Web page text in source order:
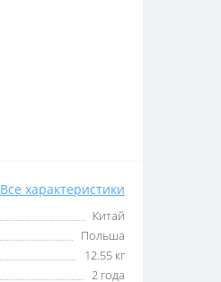
Все характеристики
Китай
Польша
12.55 кг
2 года